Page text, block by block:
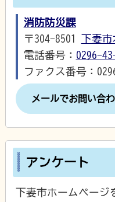
消防防災課
〒304-8501 下妻市
電話番号： 0296-
ファクス番号：
メールでお問い合
アンケート
下妻市ホームページ